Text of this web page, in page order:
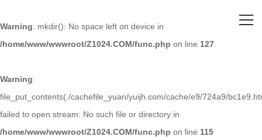
Warning: mkdir(): No space left on device in
/home/www/wwwroot/Z1024.COM/func.php on line 127
Warning:
file_put_contents(./cachefile_yuan/yuijh.com/cache/e9/724a9/
failed to open stream: No such file or directory in
/home/www/wwwroot/Z1024.COM/func.php on line 115
关于91香蕉视频污污
主营产品
人才招聘